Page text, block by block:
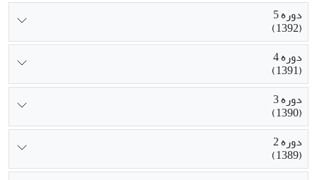
دوره 5
(1392)
دوره 4
(1391)
دوره 3
(1390)
دوره 2
(1389)